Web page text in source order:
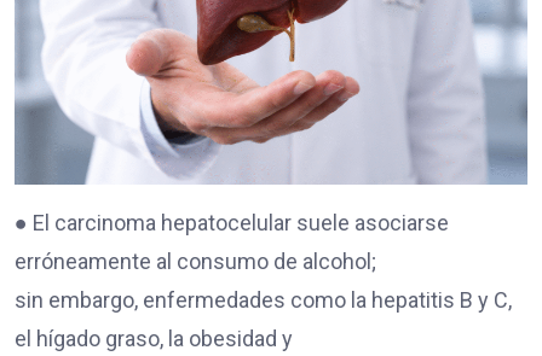
● El carcinoma hepatocelular suele asociarse
erróneamente al consumo de alcohol;
sin embargo, enfermedades como la hepatitis B y C,
el hígado graso, la obesidad y